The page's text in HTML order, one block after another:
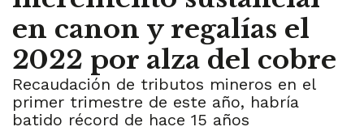
en canon y regalías el
2022 por alza del cobre
Recaudación de tributos mineros en el
primer trimestre de este año, habría
batido récord de hace 15 años